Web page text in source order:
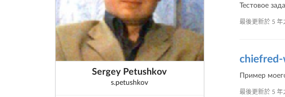
Sergey Petushkov
s.petushkov
Тестовое
最後更新於 5 年
Пример
最後更新於 5 年